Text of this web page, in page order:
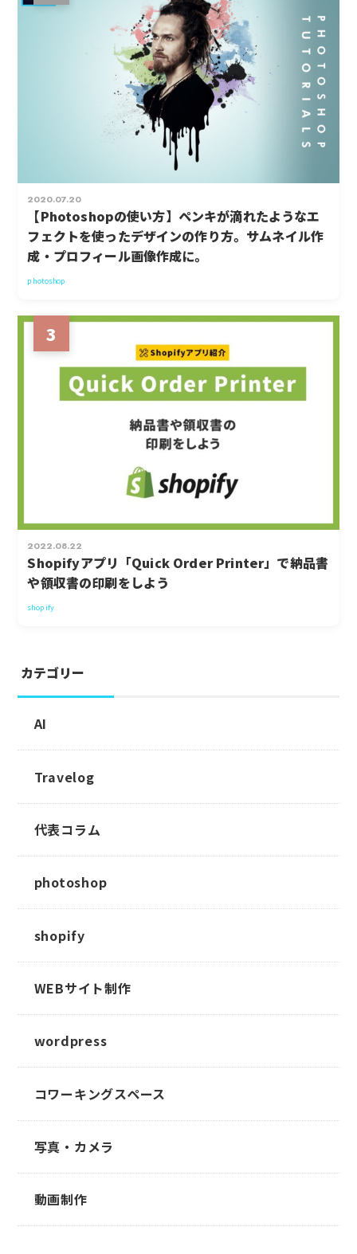
2020.07.20
【Photoshopの使い方】ペンキが滴れたようなエ
フェクトを使ったデザインの作り方。サムネイル作
成・プロフィール画像作成に。
photoshop
3
2022.08.22
Shopifyアプリ「Quick Order Printer」で納品書
や領収書の印刷をしよう
shopify
カテゴリー
AI
Travelog
代表コラム
photoshop
shopify
WEBサイト制作
wordpress
コワーキングスペース
写真・カメラ
動画制作